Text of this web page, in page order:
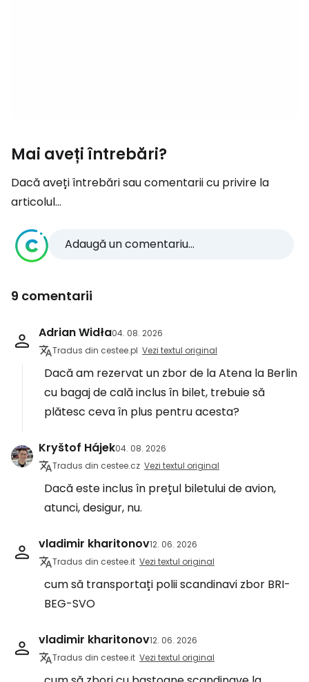
Mai aveți întrebări?
Dacă aveți întrebări sau comentarii cu privire la
articolul...
Adaugă un comentariu...
9 comentarii
Adrian Widła04. 08. 2026
Tradus din cestee.pl Vezi textul original
Dacă am rezervat un zbor de la Atena la Berlin
cu bagaj de cală inclus în bilet, trebuie să
plătesc ceva în plus pentru acesta?
Kryštof Hájek04. 08. 2026
Tradus din cestee.cz Vezi textul original
Dacă este inclus în prețul biletului de avion,
atunci, desigur, nu.
vladimir kharitonov12. 06. 2026
Tradus din cestee.it Vezi textul original
cum să transportați polii scandinavi zbor BRI-
BEG-SVO
vladimir kharitonov12. 06. 2026
Tradus din cestee.it Vezi textul original